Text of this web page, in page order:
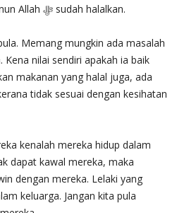
ini tidak digunapakai lagi, namun Allah ‎ﷻ sudah halalkan.
Memang mungkin ada masalah
nilai sendiri apakah ia baik
makanan yang halal juga, ada
tidak sesuai dengan kesihatan
kenalah mereka hidup dalam
dapat kawal mereka, maka
dengan mereka. Lelaki yang
keluarga. Jangan kita pula